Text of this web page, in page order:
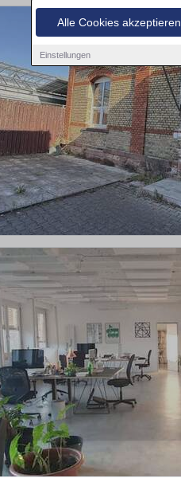
Alle Cookies akzeptieren
Einstellungen